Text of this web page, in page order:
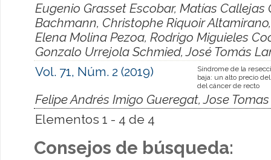
Eugenio Grasset Escobar, Matías
Bachmann, Christophe Riquoir
Elena Molina Pezoa, Rodrigo Miguieles
Gonzalo Urrejola Schmied, José Tomás
Vol. 71, Núm. 2 (2019)
Síndrome de la
baja: un alto precio
del cáncer de recto
Felipe Andrés Imigo Gueregat, Jose
Elementos 1 - 4 de 4
Consejos de búsqueda: